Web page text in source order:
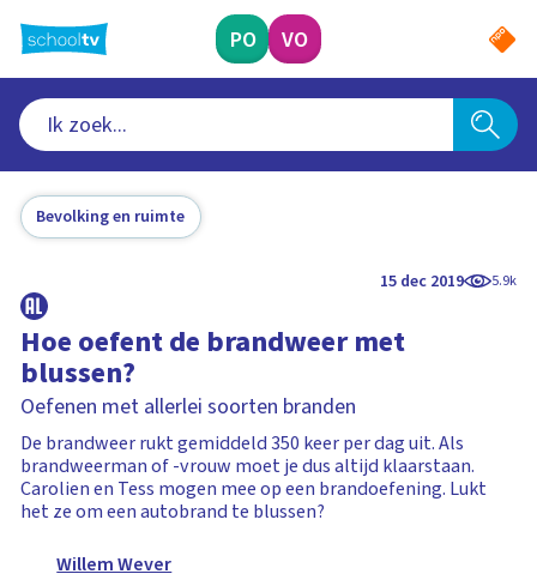
naar
hoofdinhoud
PO VO
Bevolking en ruimte
15 dec 2019 5.9k
Hoe oefent de brandweer met
blussen?
Oefenen met allerlei soorten branden
De brandweer rukt gemiddeld 350 keer per dag uit. Als
brandweerman of -vrouw moet je dus altijd klaarstaan.
Carolien en Tess mogen mee op een brandoefening. Lukt
het ze om een autobrand te blussen?
Willem Wever